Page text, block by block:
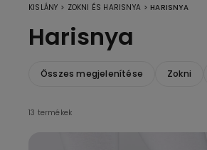
KISLÁNY > ZOKNI ÉS HARISNYA > HARISNYA
Harisnya
Összes megjelenítése Zokni
13 termékek